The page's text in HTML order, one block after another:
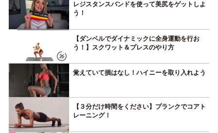
レジスタンスバンドを使って美尻をゲットしよ
う！
【ダンベルでダイナミックに全身運動を行お
う！】スクワット＆プレスのやり方
覚えていて損はなし！ハイニーを取り入れよう
【３分だけ時間をください】プランクでコアト
レーニング！